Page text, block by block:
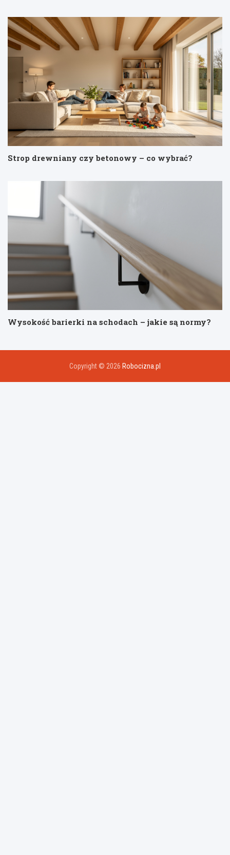
Strop drewniany czy betonowy – co wybrać?
Wysokość barierki na schodach – jakie są normy?
Copyright © 2026 Robocizna.pl